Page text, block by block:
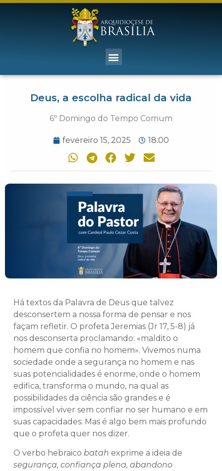
Deus, a escolha radical da vida
6º Domingo do Tempo Comum
fevereiro 15, 2025 18:00
Há textos da Palavra de Deus que talvez
desconsertem a nossa forma de pensar e nos
façam refletir. O profeta Jeremias (Jr 17, 5-8) já
nos desconserta proclamando: «maldito o
homem que confia no homem». Vivemos numa
sociedade onde a segurança no homem e nas
suas potencialidades é enorme, onde o homem
edifica, transforma o mundo, na qual as
possibilidades da ciência são grandes e é
impossível viver sem confiar no ser humano e em
suas capacidades. Mas é algo bem mais profundo
que o profeta quer nos dizer.
O verbo hebraico batah exprime a ideia de
segurança, confiança plena, abandono